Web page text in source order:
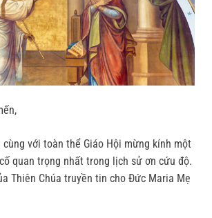
cùng với toàn thể Giáo Hội mừng kính một
quan trọng nhất trong lịch sử ơn cứu độ.
Thiên Chúa truyền tin cho Đức Maria Mẹ